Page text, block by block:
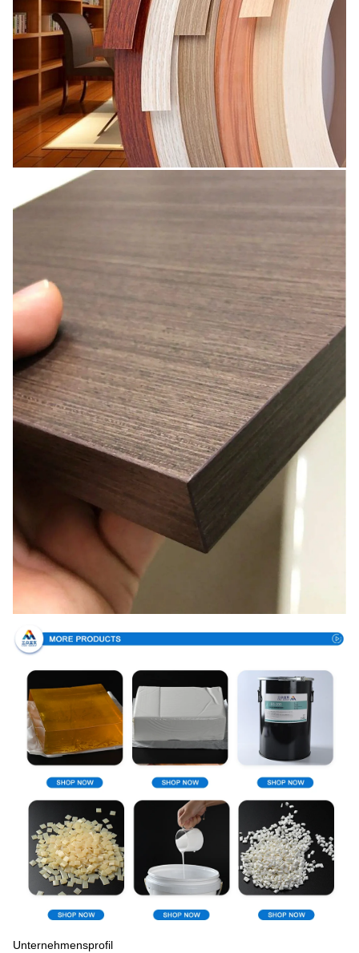
Unternehmensprofil